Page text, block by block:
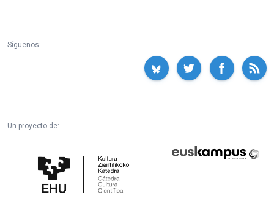
Síguenos:
Un proyecto de:
Cultura
Científica
Fundazioa